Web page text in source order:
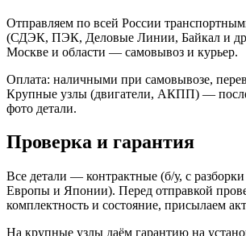
Отправляем по всей России
(СДЭК, ПЭК, Деловые Линии, Байкал и
Москве и области — самовывоз и курьер.
Оплата: наличными при самовывозе,
Крупные узлы (двигатели, АКПП) — после
фото детали.
Проверка и гарантия
Все детали — контрактные (б/у, с
Европы и Японии). Перед отправкой
комплектность и состояние, присылаем
На крупные узлы даём гарантию на